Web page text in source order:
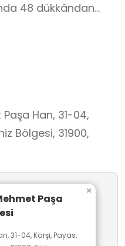
48 dükkândan
Yine arasta
yapı grubunu
Han, 31-04,
Bölgesi, 31900,
Paşa
31-04, Karşı, Payas,
×